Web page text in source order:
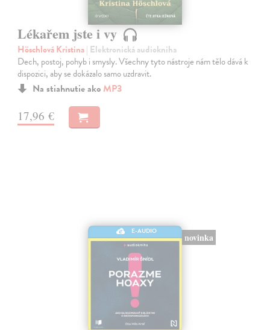
Lékařem jste i vy
Höschlová Kristina| Elektronická audiokniha
Dech, postoj, pohyb i smysly. Všechny tyto nástroje nám tělo dává k
dispozici, aby se dokázalo samo uzdravit.
Na stiahnutie ako MP3
17,96 €
E-AUDIO
novinka